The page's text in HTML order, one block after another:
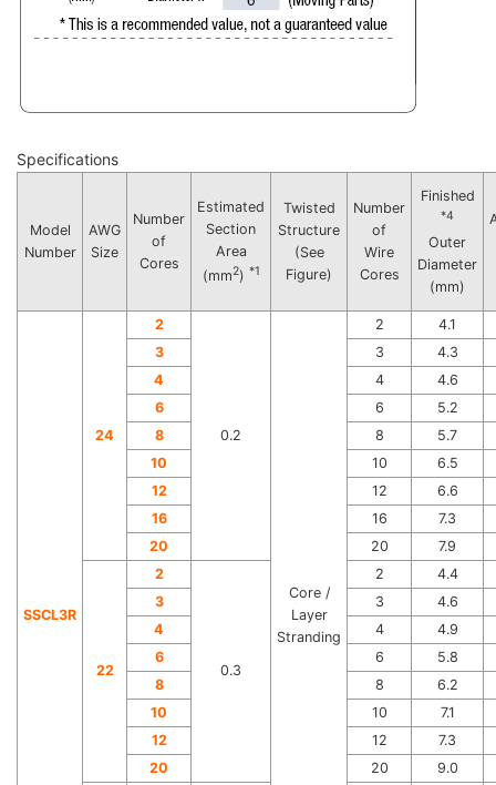
Specifications
Model
Number
AWG
Size
Number
of
Cores
Estimated
Section
Area
(mm2) *1
Twisted
Structure
(See
Figure)
Number
of
Wire
Cores
Finished
*4
Outer
Diameter
(mm)
SSCL3R
24
2
0.2
Core /
Layer
Stranding
2
4.1
3
3
4.3
4
4
4.6
6
6
5.2
8
8
5.7
10
10
6.5
12
12
6.6
16
16
7.3
20
20 7.9
22
2
0.3
2
4.4
3
3
4.6
4
4
4.9
6
6
5.8
8
8
6.2
10
10
7.1
12
12
7.3
20
20 9.0